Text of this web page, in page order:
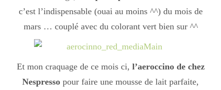
Japon
Boulette
c’est l’indispensable (ouai au moins ^^) du mois de
mars … couplé avec du colorant vert bien sur ^^
Et mon craquage de ce mois ci, l’aeroccino de chez
Nespresso pour faire une mousse de lait parfaite,